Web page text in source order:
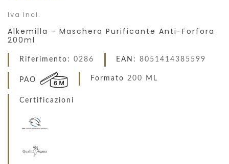
Iva Incl.
Alkemilla - Maschera Purificante Anti-Forfora
200ml
Riferimento: 0286 EAN: 8051414385599
PAO Formato 200 ML
Certificazioni